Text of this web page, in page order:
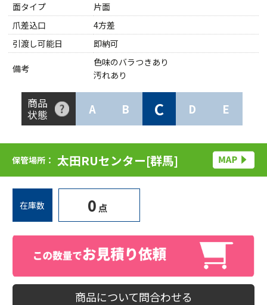
面タイプ
片面
爪差込口
4方差
引渡し可能日
即納可
備考
色味のバラつきあり
汚れあり
商品
状態
A B C D E
保管場所： 太田RUセンター[群馬]
在庫数 0 点
商品について問合わせる